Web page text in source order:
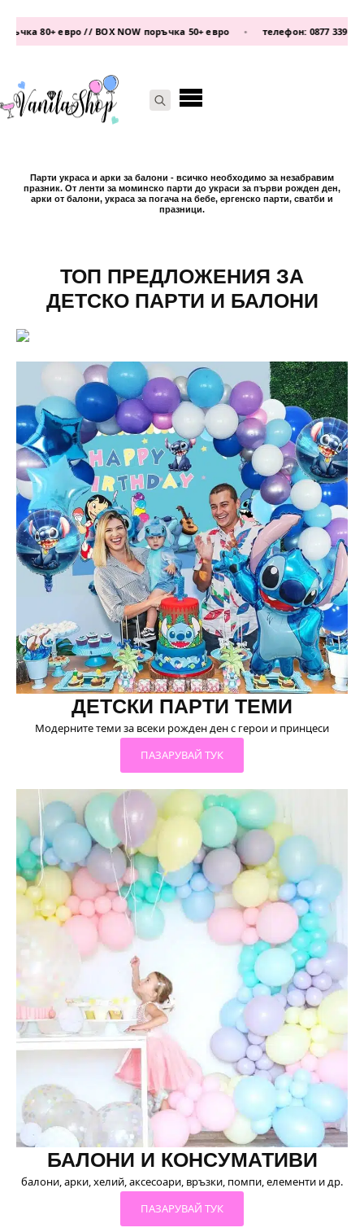
NOW поръчка 50+ евро • телефон:0877 339 609 /0876 93 22 25 •
Парти украса и арки за балони - всичко необходимо за незабравим
празник. От ленти за моминско парти до украси за първи рожден ден,
арки от балони, украса за погача на бебе, ергенско парти, сватби и
празници.
ТОП ПРЕДЛОЖЕНИЯ ЗА
ДЕТСКО ПАРТИ И БАЛОНИ
ДЕТСКИ ПАРТИ ТЕМИ
Модерните теми за всеки рожден ден с герои и принцеси
ПАЗАРУВАЙ ТУК
БАЛОНИ И КОНСУМАТИВИ
балони, арки, хелий, аксесоари, връзки, помпи, елементи и др.
ПАЗАРУВАЙ ТУК